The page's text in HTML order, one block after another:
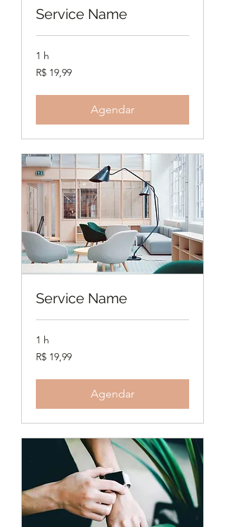
Service Name
1 h
19,99
Reais
R$ 19,99
Agendar
Service Name
1 h
19,99
Reais
R$ 19,99
Agendar